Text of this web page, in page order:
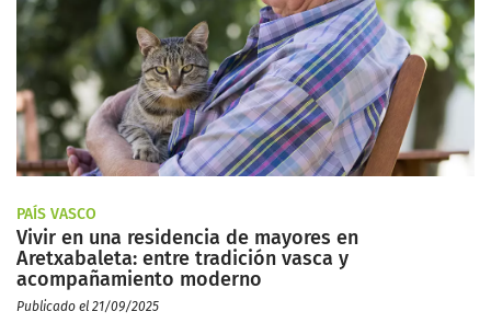
PAÍS VASCO
Vivir en una residencia de mayores en
Aretxabaleta: entre tradición vasca y
acompañamiento moderno
Publicado el 21/09/2025